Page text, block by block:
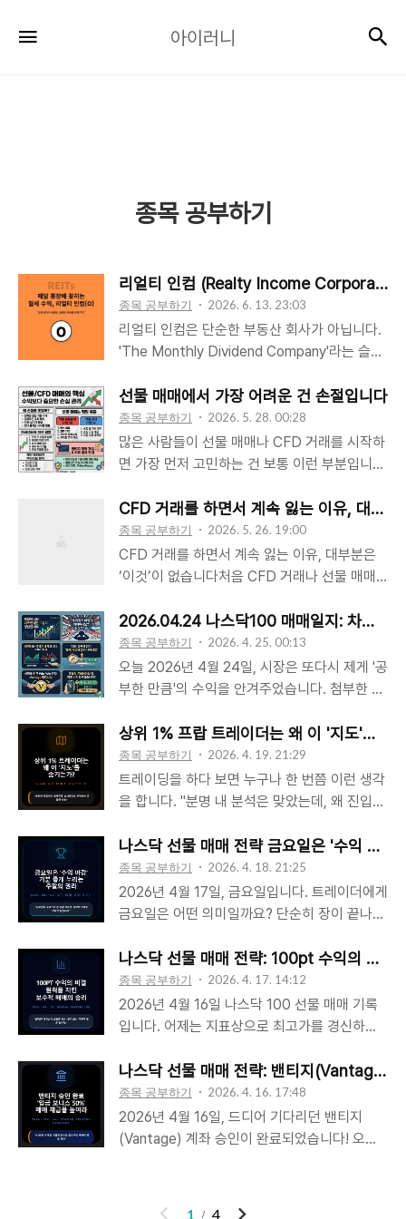
이
아이러니
종목 공부하기
리얼티 인컴 (Realty Income
종목 공부하기 2026. 6. 13. 23:03
리얼티 인컴은 단순한 부동산 회사가 아닙니다.
'The Monthly Dividend Company'라는 슬로
자자들에게 정기적인 현금 흐름을 제공해 온 배
당 왕족주입니다. "본 콘텐츠는 정보 제공을 목
적으로 작성되었으며, 특정 종목의 매수 또는 매
도를 권유하지 않습니다. 주식 및 ETF 투자는
미래의 성과를 보장하지 않습니다. 모든 투자의
결과에 대한 책임은 본인에게 있으므로, 투자 시
신중한 검토를 부탁드립니다."1. 사업모델의 핵
심: "넷 리스(Net Lease)"임차인이 모든 것을
료, 유지보수 비용을 모두 임차인이 지불하는 방
식입니다.경기 방어적 임차인: 편의..
선물 매매에서 가장 어려운 건 손절입니다
종목 공부하기 2026. 5. 28. 00:28
많은 사람들이 선물 매매나 CFD 거래를 시작하
면 가장 먼저 고민하는 건 보통 이런 부분입니
익이 가능할까?그런데 실제로 오래 살아남는 사
람들을 보면 오히려 다른 부분을 더 중요하게 생
각합니다.바로 “어디서 틀렸다고 인정할 것인
가”입니다.즉, 수익보다 먼저 손실 관리를 생각
실 손절을 못하는 이유는 단순합니다.처음 진입
할 때부터 명확한 기준이 없었기 때문입니다.그
냥 느낌으로 들어가고, 올라갈 것 같아서 진입하
고, SNS 분위기에 휩쓸려 매수하다 보니 막상
러다 보면 자연스럽게 이런 흐름이 반복됩니다.
손절 미루기물타기버티기강제 청산특히 CFD
거래는 레버리지가 들어가기 때문에 작..
CFD 거래를 하면서 계속 잃는 이유, 대부분
종목 공부하기 2026. 5. 26. 19:00
CFD 거래를 하면서 계속 잃는 이유, 대부분은
‘이것’이 없습니다처음 CFD 거래나 선물 매매
다.“조금만 더 보면 오르겠지.” “이번에는 반등
나오겠지.” “손절만 안 하면 결국 올라오지 않을
까?”아마 실제로 매매를 해본 사람이라면 한 번
쯤은 비슷한 경험이 있을 겁니다.문제는 대부분
매매’를 반복한다는 점입니다.진입 기준도 없고,
손절 기준도 없고, 수익 실현 기준도 없다 보니
결국 감정으로 매매하게 됩니다.특히 CFD 계좌
를 활용한 선물 매매에서는 이 작은 차이가 계좌
거래는 쉽게 무너질까?CFD 거래 자체가 위험
해서라기보다는, 레버리지가 들어가는 시장에서
는 작은 ..
2026.04.24 나스닥100 매매일지: 차트만
종목 공부하기 2026. 4. 25. 00:13
오늘 2026년 4월 24일, 시장은 또다시 제게 '공
부한 만큼'의 수익을 안겨주었습니다. 첨부한 차
하여 정석대로 익절하고 나왔습니다. 대략 180
포인트 정도네요.시장은 거짓말을 하지 않습니
다. 매일 똑같은 패턴으로, 그리고 정확한 자리
에서 신호를 보낼 뿐입니다.제 블로그를 찾아주
도 많지만, 한편으로는 시장의 수많은 정보에 지
쳐 마음의 문을 닫으신 분들도 많습니다. "정말
차트 하나로 수익이 날까?", "또 다른 광고는 아
닐까?" 하는 의구심이 드는 것은 당연합니다. 시
스닥100 매매, 복잡할수록 수익은 멀어집니다
많은 분이 시장에 관심을 끄는 이유는 단순합
상위 1% 프랍 트레이더는 왜 이 '지도'를
종목 공부하기 2026. 4. 19. 21:29
트레이딩을 하다 보면 누구나 한 번쯤 이런 생각
을 합니다. "분명 내 분석은 맞았는데, 왜 진입만
히 털어먹고 나서야 비로소 가려던 방향으로 움
직입니다. 이는 시장이 불공평해서가 아니라, 여
러분과 세력이 보고 있는 '지도'가 다르기 때문입
니다. 저는 지난 수년간의 시행착오 끝에, 세력
하는 [V240 시스템]을 완성했습니다.오늘 이
글에서는 왜 제가 밴티지(Vantage)로 거래소를
옮겼는지, 그리고 왜 이 시스템이 직장인 트레이
더에게 유일한 희망인지 말씀드리려 합니다.1.
도는 수많은 RSI, MACD 같은 보조지표들은 전
부 과거의 가격을 덧칠한 후행성 그림자일 뿐입
나스닥 선물 매매 전략 금요일은 '수익 마감'
종목 공부하기 2026. 4. 18. 21:25
2026년 4월 17일, 금요일입니다. 트레이더에게
금요일은 어떤 의미일까요? 단순히 장이 끝나는
리’를 확정 짓는 날입니다. 오늘 아쉬운 손실을
딛고 보란 듯이 35포인트 수익으로 주간 매매를
마무리했습니다.어제에 이어 오늘도 매매의 핵
심은 ‘기계적 대응’이었습니다. 제가 사용하는
드, 오일 등 모든 종목에서 어떻게 작동하는지,
그리고 왜 밴티지(Vantage)로 이전해야 하는지
정리해 드립니다.1. 4월 17일 매매 복기: 초반의
위기를 기회로오늘 미장 시작 전, 타점이 눈에
나스닥 선물 매매 전략: 100pt 수익의 비결,
종목 공부하기 2026. 4. 17. 14:12
2026년 4월 16일 나스닥 100 선물 매매 기록
입니다. 어제는 지표상으로 최고가를 경신하며
직진하기보다는 한 번쯤 쉬어가는 구간이 나오
지 않을까?"라는 판단을 했습니다.결과적으로
시장은 제 예상처럼 흔들림을 주었고, 저는 무리
한 추격보다는 철저히 보수적인 기계적 매매로
나스닥 선물 매매 전략: 밴티지(Vantage)
종목 공부하기 2026. 4. 16. 17:48
2026년 4월 16일, 드디어 기다리던 밴티지
(Vantage) 계좌 승인이 완료되었습니다! 오늘
니다.사실 어제(15일) 계좌 승인을 기다리며 중
1 4